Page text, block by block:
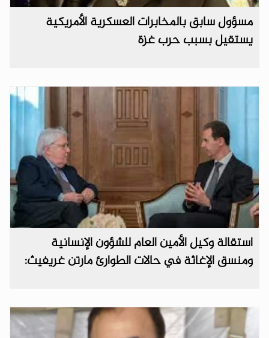
مسؤول سابق بالمخابرات العسكرية الأمريكية
يستقيل بسبب حرب غزة
استقالة وكيل الأمين العام للشؤون الإنسانية
ومنسق الإغاثة في حالات الطوارئ مارتن غريفيث: